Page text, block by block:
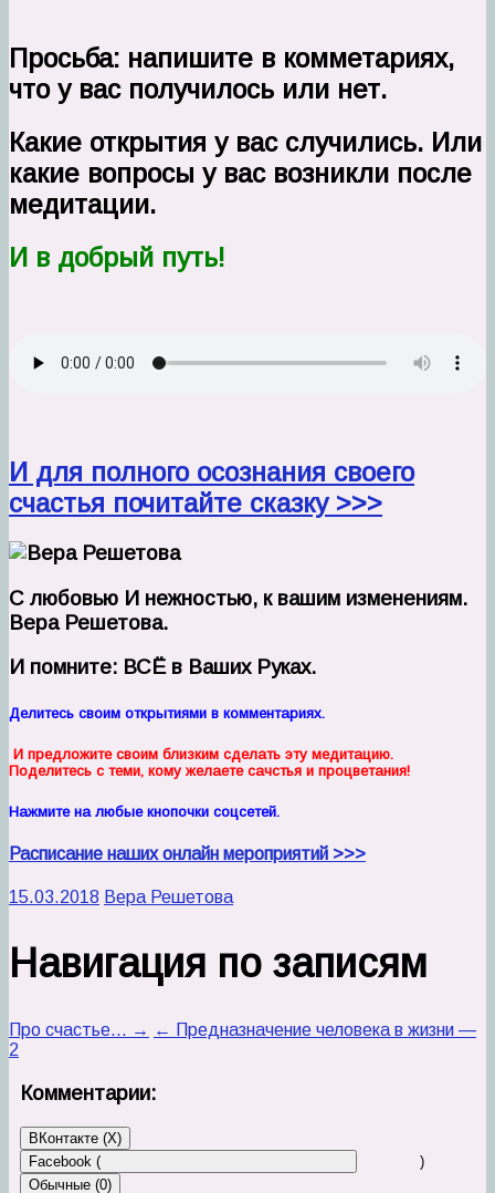
Просьба: напишите в комметариях,
что у вас получилось или нет.
Какие открытия у вас случились. Или
какие вопросы у вас возникли после
медитации.
И в добрый путь!
И для полного осознания своего
счастья почитайте сказку >>>
С любовью И нежностью, к вашим изменениям.
Вера Решетова.
И помните: ВСЁ в Ваших Руках.
Делитесь своим открытиями в комментариях.
И предложите своим близким сделать эту медитацию.
Поделитесь с теми, кому желаете сачстья и процветания!
Нажмите на любые кнопочки соцсетей.
Расписание наших онлайн мероприятий >>>
15.03.2018 Вера Решетова
Навигация по записям
Про счастье… → ← Предназначение человека в жизни —
2
Комментарии:
ВКонтакте (X)
Facebook (
)
Обычные (0)